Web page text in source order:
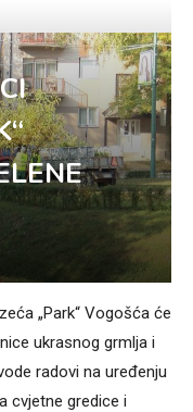
„Park“ Vogošća će
ukrasnog grmlja i
radovi na uređenju
cvjetne gredice i